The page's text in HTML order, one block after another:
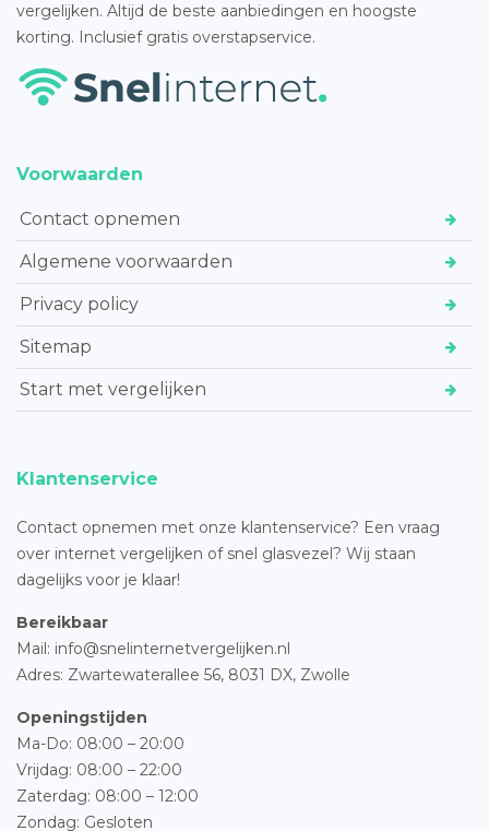
vergelijken. Altijd de beste aanbiedingen en hoogste
korting. Inclusief gratis overstapservice.
Voorwaarden
Contact opnemen
Algemene voorwaarden
Privacy policy
Sitemap
Start met vergelijken
Klantenservice
Contact opnemen met onze klantenservice? Een vraag
over internet vergelijken of snel glasvezel? Wij staan
dagelijks voor je klaar!
Bereikbaar
Mail: info@snelinternetvergelijken.nl
Adres: Zwartewaterallee 56, 8031 DX, Zwolle
Openingstijden
Ma-Do: 08:00 – 20:00
Vrijdag: 08:00 – 22:00
Zaterdag: 08:00 – 12:00
Zondag: Gesloten